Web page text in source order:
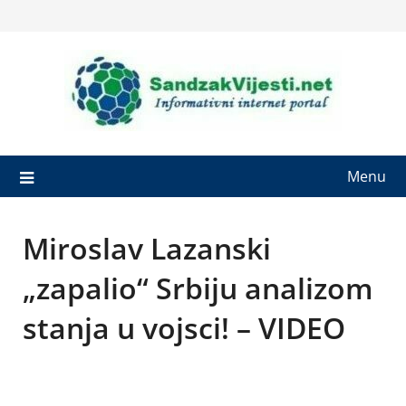
Menu
Miroslav Lazanski
„zapalio“ Srbiju analizom
stanja u vojsci! – VIDEO